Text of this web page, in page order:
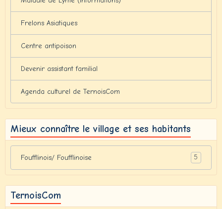
Frelons Asiatiques
Centre antipoison
Devenir assistant familial
Agenda culturel de TernoisCom
Mieux connaître le village et ses habitants
Foufflinois/ Foufflinoise 5
TernoisCom